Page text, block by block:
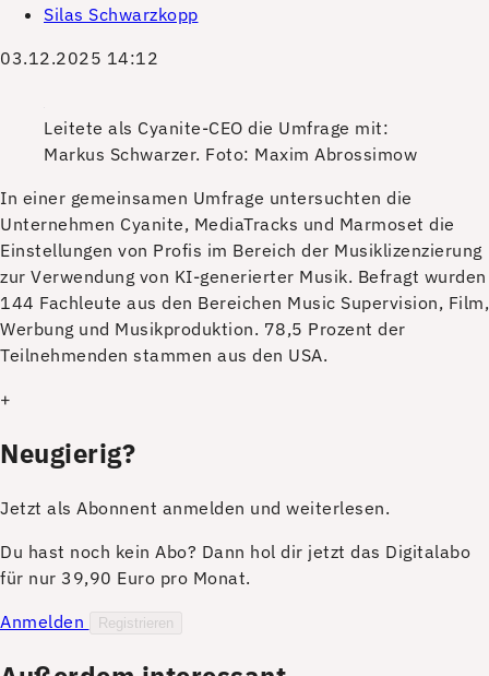
Silas Schwarzkopp
03.12.2025 14:12
Leitete als Cyanite-CEO die Umfrage mit:
Markus Schwarzer. Foto: Maxim Abrossimow
In einer gemeinsamen Umfrage untersuchten die
Unternehmen Cyanite, MediaTracks und Marmoset die
Einstellungen von Profis im Bereich der Musiklizenzierung
zur Verwendung von KI-generierter Musik. Befragt wurden
144 Fachleute aus den Bereichen Music Supervision, Film,
Werbung und Musikproduktion. 78,5 Prozent der
Teilnehmenden stammen aus den USA.
+
Neugierig?
Jetzt als Abonnent anmelden und weiterlesen.
Du hast noch kein Abo? Dann hol dir jetzt das Digitalabo
für nur 39,90 Euro pro Monat.
Anmelden
Registrieren